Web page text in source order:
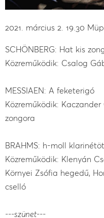
2021. március 2. 19.30
SCHÖNBERG: Hat kis
Közreműködik: Csalog
MESSIAEN: A feketerigó
Közreműködik:
zongora
BRAHMS: h-moll
Közreműködik: Klenyán
Környei Zsófia hegedű,
cselló
---szünet---